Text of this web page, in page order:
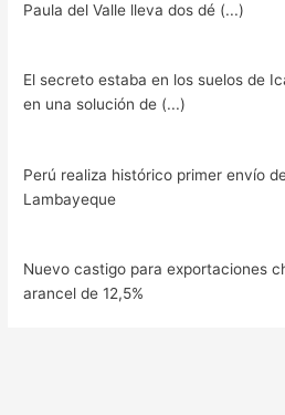
Paula del Valle lleva dos dé (...)
El secreto estaba en los suelos de
en una solución de (...)
Perú realiza histórico primer envío
Lambayeque
Nuevo castigo para exportaciones
arancel de 12,5%